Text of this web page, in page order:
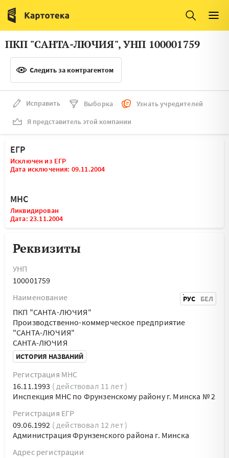
Италия
Люксембург
Литва
Нидерланды
ПКП "САНТА-ЛЮЧИЯ", УНП 100001759
Следить за контрагентом
Исправить Выборка
Узнать учредителей
Я представитель этой компании
ЕГР
Исключен из ЕГР
Дата исключения: 09.11.2004
МНС
Ликвидирован
Дата: 23.11.2004
Реквизиты
УНП
100001759
Наименование
РУС БЕЛ
ПКП "САНТА-ЛЮЧИЯ"
Производственно-коммерческое предприятие
"САНТА-ЛЮЧИЯ"
САНТА-ЛЮЧИЯ
ИСТОРИЯ НАЗВАНИЙ
Регистрация МНС
16.11.1993 ( действовал 11 лет )
Инспекция МНС по Фрунзенскому району г. Минска № 2
Регистрация ЕГР
09.06.1992 ( действовал 12 лет )
Администрация Фрунзенского района г. Минска
Адрес регистрации